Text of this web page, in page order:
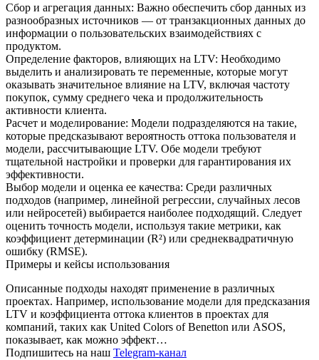
Сбор и агрегация данных: Важно обеспечить сбор данных из
разнообразных источников — от транзакционных данных до
информации о пользовательских взаимодействиях с
продуктом.
Определение факторов, влияющих на LTV: Необходимо
выделить и анализировать те переменные, которые могут
оказывать значительное влияние на LTV, включая частоту
покупок, сумму среднего чека и продолжительность
активности клиента.
Расчет и моделирование: Модели подразделяются на такие,
которые предсказывают вероятность оттока пользователя и
модели, рассчитывающие LTV. Обе модели требуют
тщательной настройки и проверки для гарантирования их
эффективности.
Выбор модели и оценка ее качества: Среди различных
подходов (например, линейной регрессии, случайных лесов
или нейросетей) выбирается наиболее подходящий. Следует
оценить точность модели, используя такие метрики, как
коэффициент детерминации (R²) или среднеквадратичную
ошибку (RMSE).
Примеры и кейсы использования
Описанные подходы находят применение в различных
проектах. Например, использование модели для предсказания
LTV и коэффициента оттока клиентов в проектах для
компаний, таких как United Colors of Benetton или ASOS,
показывает, как можно эффект…
Подпишитесь на наш Telegram-канал